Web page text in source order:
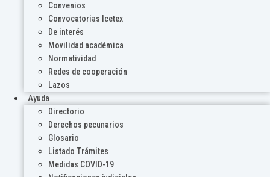
Convenios
Convocatorias Icetex
De interés
Movilidad académica
Normatividad
Redes de cooperación
Lazos
Ayuda
Directorio
Derechos pecunarios
Glosario
Listado Trámites
Medidas COVID-19